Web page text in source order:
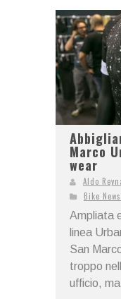
Marco
wear
Aldo
Bike News
Ampliata
linea
San
troppo
ufficio,